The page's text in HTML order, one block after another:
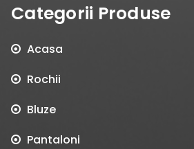
Categorii Produse
Acasa
Rochii
Bluze
Pantaloni